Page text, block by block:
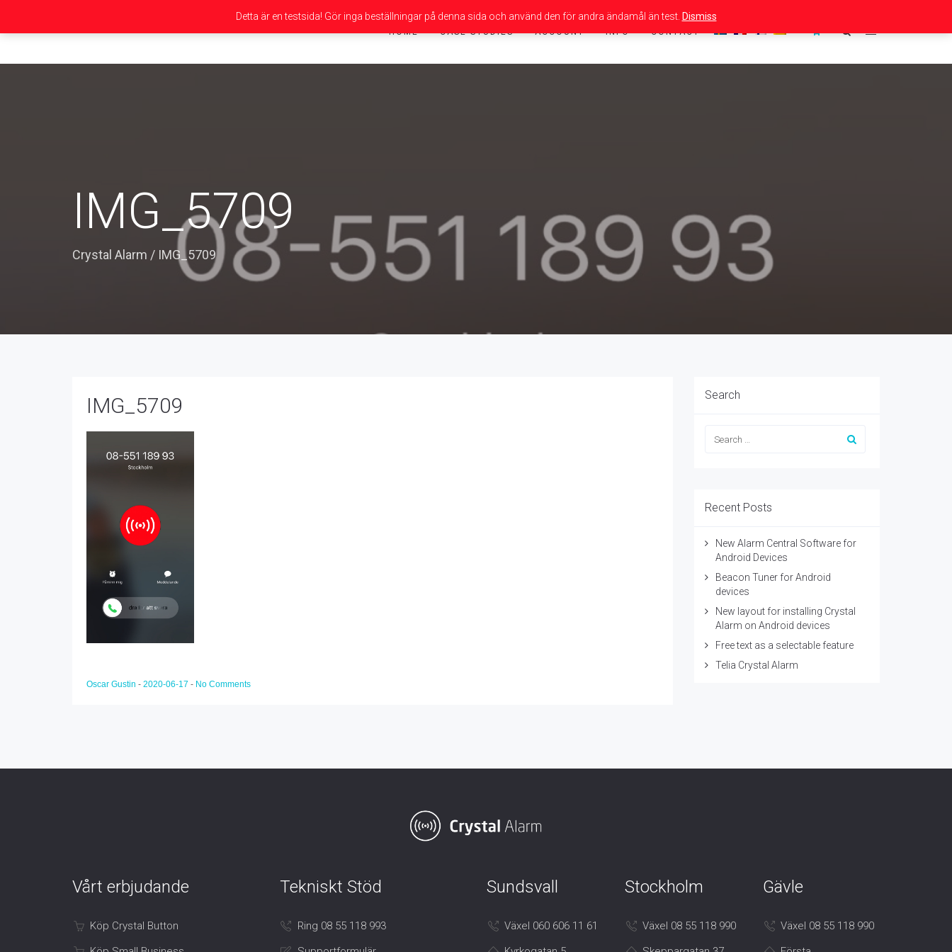
HOME CASE STUDIES ACCOUNT INFO CONTACT
IMG_5709
Crystal Alarm / IMG_5709
IMG_5709
Oscar Gustin - 2020-06-17 - No Comments
Search
Recent Posts
New Alarm Central Software for
Android Devices
Beacon Tuner for Android
devices
New layout for installing Crystal
Alarm on Android devices
Free text as a selectable feature
Telia Crystal Alarm
Vårt erbjudande
Köp Crystal Button
Tekniskt Stöd
Ring 08 55 118 993
Sundsvall
Växel 060 606 11 61
Stockholm
Växel 08 55 118 990
Gävle
Växel 08 55 118 990
Detta är en testsida! Gör inga beställningar på denna sida och använd den för andra ändamål än test. Dismiss